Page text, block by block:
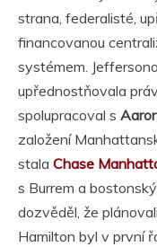
strana, federalisté,
financovanou
systémem.
upřednostňovala
spolupracoval s
založení
stala Chase
s Burrem a
dozvěděl, že
Hamilton byl v první